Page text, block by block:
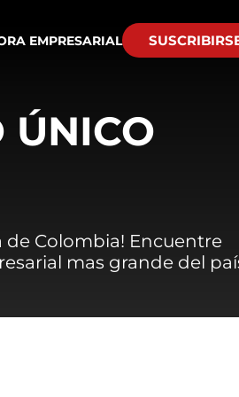
EMPRESARIAL
ÚNICO
de Colombia! Encuentre
mas grande del